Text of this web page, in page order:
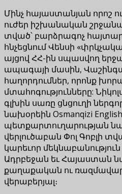
Մինչ հայաստանյան որոշ
ուժեր իշխանական
տված՝ բարձրագոչ
հնչեցնում Վենսի
այցով ՀՀ-ին սպասվող
ապագայի մասին,
հաղորդումներ, որոնք
մտահոգությունները:
գլխին սառը ցնցուղի
նախօրեին Osmanqizi
պետքարտուղարության
վերլուծաբան Փոլ Գոբլի
կարեւոր մեկնաբանություն
Ադրբեջան եւ Հայաստան
քաղաքական ու
վերաբերյալ։